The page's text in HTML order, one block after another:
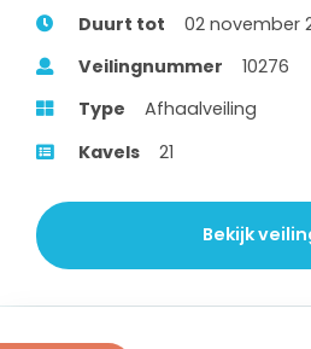
Duurt tot
02 november
Veilingnummer
10276
Type
Afhaalveiling
Kavels
21
Bekijk